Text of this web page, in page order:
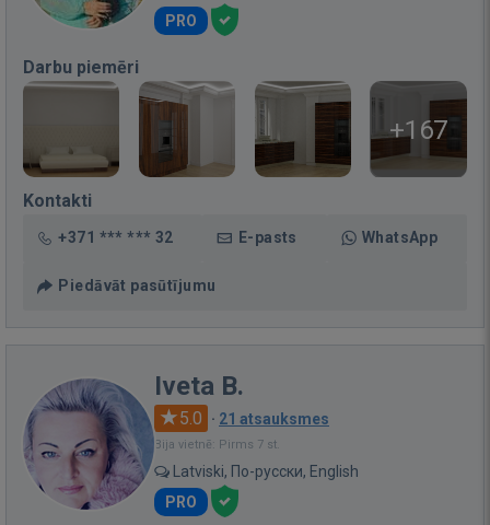
PRO
Darbu piemēri
+167
Kontakti
+371 *** *** 32 E-pasts WhatsApp
Piedāvāt pasūtījumu
Iveta B.
5.0 · 21 atsauksmes
Bija vietnē: Pirms 7 st.
Latviski, По-русски, English
PRO